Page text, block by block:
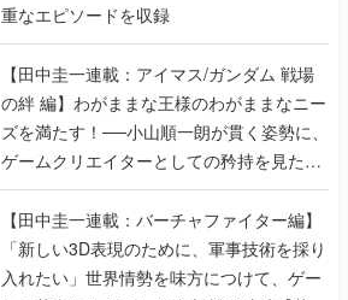
重なエピソードを収録
【田中圭一連載：アイマス/ガンダム 戦場
の絆 編】わがままな王様のわがままなニー
ズを満たす！──小山順一朗が貫く姿勢に、
ゲームクリエイターとしての矜持を見た
【若ゲのいたり最終回】
【田中圭一連載：バーチャファイター編】
「新しい3D表現のために、軍事技術を採り
入れたい」世界情勢を味方につけて、ゲー